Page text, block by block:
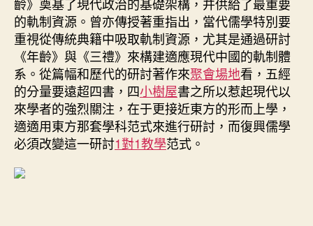
的軌制資源。曾亦傳授著重指出，當代儒學特別要
重視從傳統典籍中吸取軌制資源，尤其是通過研討
《年齡》與《三禮》來構建適應現代中國的軌制體
系。從篇幅和歷代的研討著作來聚會場地看，五經
的分量要遠超四書，四小樹屋書之所以惹起現代以
來學者的強烈關注，在于更接近東方的形而上學，
適適用東方那套學科范式來進行研討，而復興儒學
必須改變這一研討1對1教學范式。